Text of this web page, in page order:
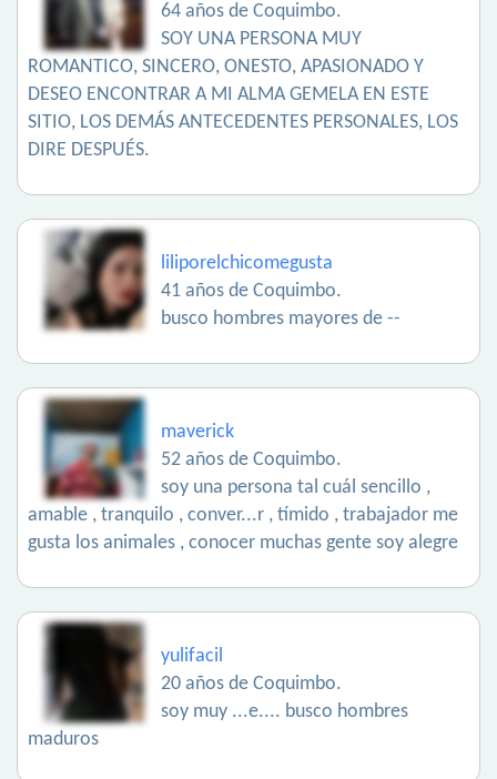
64 años de Coquimbo.
SOY UNA PERSONA MUY
ROMANTICO, SINCERO, ONESTO, APASIONADO Y
DESEO ENCONTRAR A MI ALMA GEMELA EN ESTE
SITIO, LOS DEMÁS ANTECEDENTES PERSONALES, LOS
DIRE DESPUÉS.
liliporelchicomegusta
41 años de Coquimbo.
busco hombres mayores de --
maverick
52 años de Coquimbo.
soy una persona tal cuál sencillo ,
amable , tranquilo , conver...r , tímido , trabajador me
gusta los animales , conocer muchas gente soy alegre
yulifacil
20 años de Coquimbo.
soy muy ...e.... busco hombres
maduros